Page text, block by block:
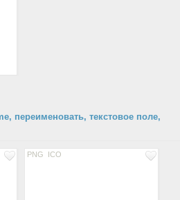
переименовать, текстовое поле,
PNG ICO